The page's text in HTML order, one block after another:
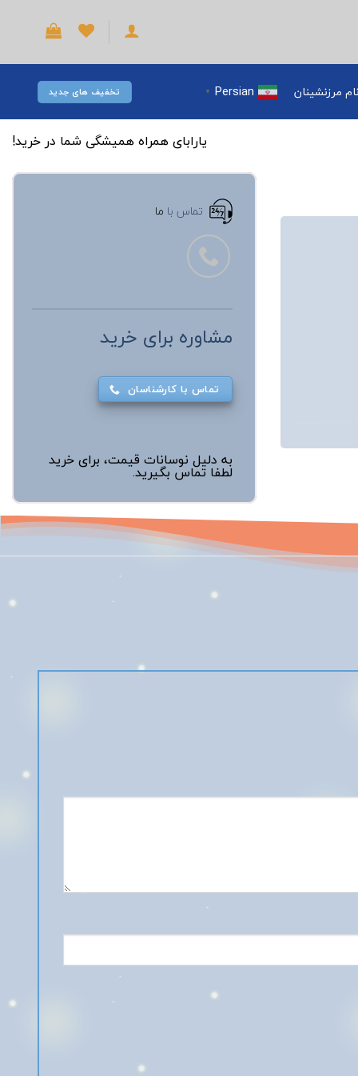
مرزنشینان Persian
▼ تخفیف های جدید
یارابای همراه همیشگی شما در خرید!
تماس با ما
مشاوره برای خرید
تماس با کارشناسان
به دلیل نوسانات قیمت، برای خرید
لطفا تماس بگیرید.